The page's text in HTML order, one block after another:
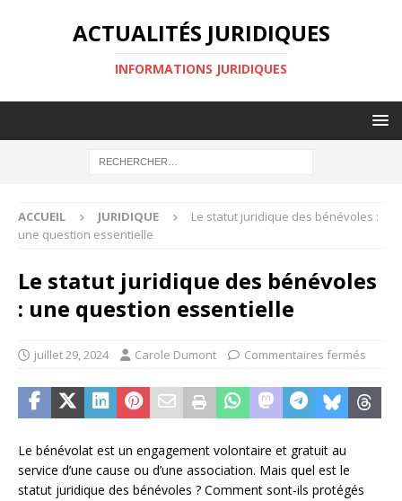
ACTUALITÉS JURIDIQUES
INFORMATIONS JURIDIQUES
ACCUEIL JURIDIQUE
Le statut juridique des bénévoles :
une question essentielle
Le statut juridique des bénévoles
: une question essentielle
juillet 29, 2024 Carole Dumont Commentaires fermés
Le bénévolat est un engagement volontaire et gratuit au
service d’une cause ou d’une association. Mais quel est le
statut juridique des bénévoles ? Comment sont-ils protégés